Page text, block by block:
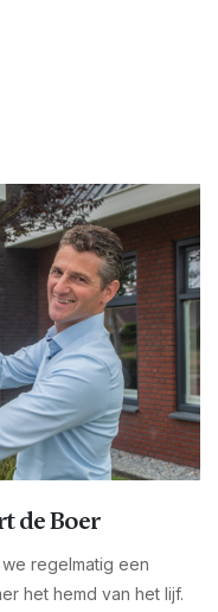
de Boer
regelmatig een
het hemd van het lijf.